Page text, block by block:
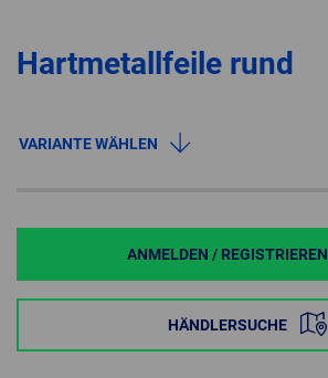
Hartmetallfeile rund
VARIANTE WÄHLEN
ANMELDEN / REGISTRIEREN
HÄNDLERSUCHE